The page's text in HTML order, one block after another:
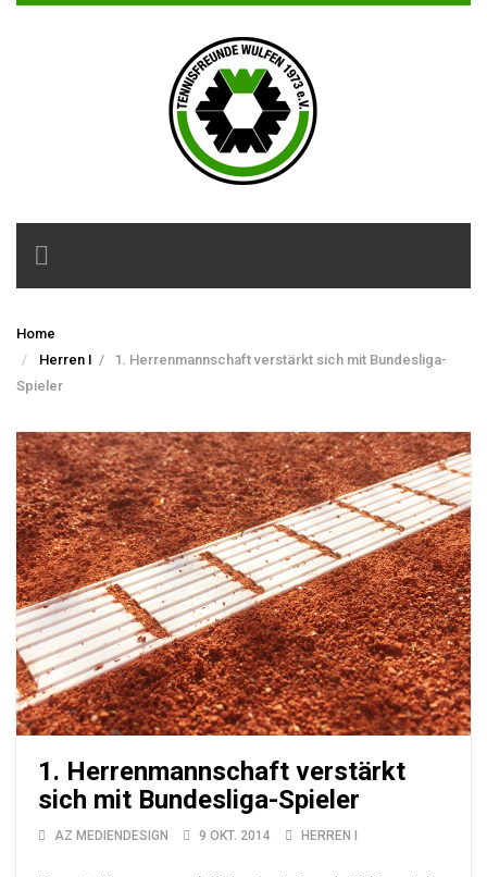
Toggle
navigation
Home
Herren I /
1. Herrenmannschaft verstärkt sich mit Bundesliga-
Spieler
1. Herrenmannschaft verstärkt
sich mit Bundesliga-Spieler
AZ MEDIENDESIGN 9 OKT. 2014 HERREN I